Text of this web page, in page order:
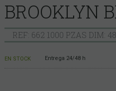
BROOKLYN
REF: 662 1000 PZAS DIM:
EN STOCK Entrega 24/48 h